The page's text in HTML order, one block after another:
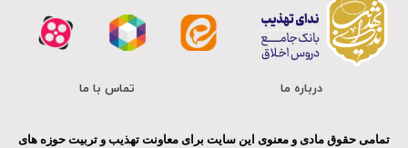
درباره ما تماس با ما
تمامی حقوق مادی و معنوی این سایت برای معاونت تهذیب و تربیت حوزه های